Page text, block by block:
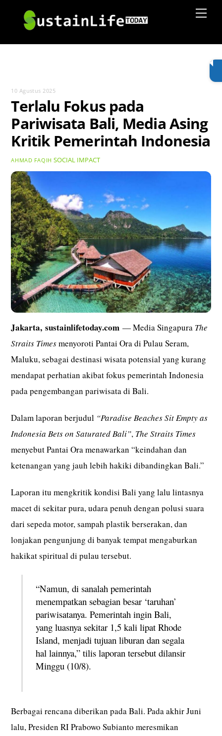
content
10 Agustus 2025
Terlalu Fokus pada
Pariwisata Bali, Media Asing
Kritik Pemerintah Indonesia
AHMAD FAQIH SOCIAL IMPACT
Jakarta,sustainlifetoday.com — Media Singapura The
Straits Timesmenyoroti Pantai Ora di Pulau Seram,
Maluku, sebagai destinasi wisata potensial yang kurang
mendapat perhatian akibat fokus pemerintah Indonesia
pada pengembangan pariwisata di Bali.
Dalam laporan berjudul “Paradise Beaches Sit Empty as
Indonesia Bets on Saturated Bali”, The Straits Times
menyebut Pantai Ora menawarkan “keindahan dan
ketenangan yang jauh lebih hakiki dibandingkan Bali.”
Laporan itu mengkritik kondisi Bali yang lalu lintasnya
macet di sekitar pura, udara penuh dengan polusi suara
dari sepeda motor, sampah plastik berserakan, dan
lonjakan pengunjung di banyak tempat mengaburkan
hakikat spiritual di pulau tersebut.
“Namun, di sanalah pemerintah
menempatkan sebagian besar ‘taruhan’
pariwisatanya. Pemerintah ingin Bali,
yang luasnya sekitar 1,5 kali lipat Rhode
Island, menjadi tujuan liburan dan segala
hal lainnya,” tilis laporan tersebut dilansir
Minggu (10/8).
Berbagai rencana diberikan pada Bali. Pada akhir Juni
lalu, Presiden RI Prabowo Subianto meresmikan